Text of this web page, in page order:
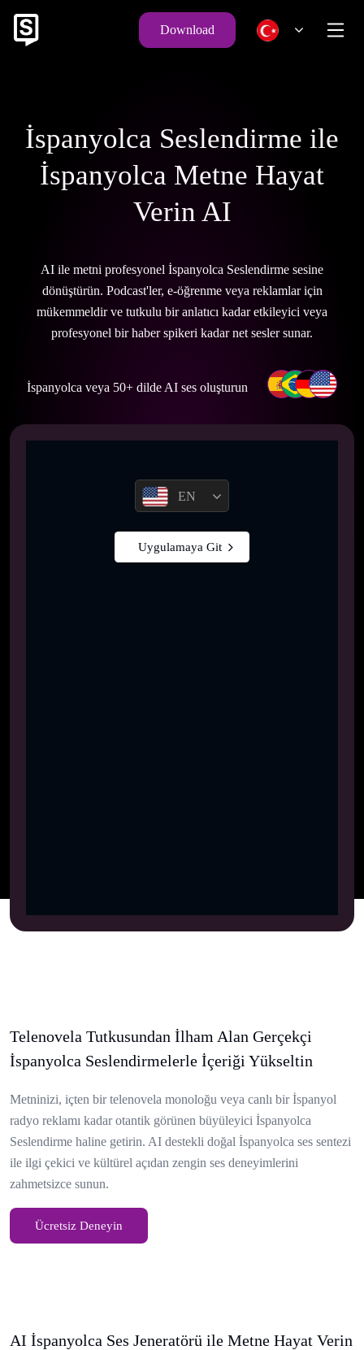
Download
İspanyolca Seslendirme ile
İspanyolca Metne Hayat
Verin AI
AI ile metni profesyonel İspanyolca Seslendirme sesine
dönüştürün. Podcast'ler, e-öğrenme veya reklamlar için
mükemmeldir ve tutkulu bir anlatıcı kadar etkileyici veya
profesyonel bir haber spikeri kadar net sesler sunar.
İspanyolca veya 50+ dilde AI ses oluşturun
EN
Uygulamaya Git
Telenovela Tutkusundan İlham Alan Gerçekçi
İspanyolca Seslendirmelerle İçeriği Yükseltin
Metninizi, içten bir telenovela monoloğu veya canlı bir İspanyol
radyo reklamı kadar otantik görünen büyüleyici İspanyolca
Seslendirme haline getirin. AI destekli doğal İspanyolca ses sentezi
ile ilgi çekici ve kültürel açıdan zengin ses deneyimlerini
zahmetsizce sunun.
Ücretsiz Deneyin
AI İspanyolca Ses Jeneratörü ile Metne Hayat Verin